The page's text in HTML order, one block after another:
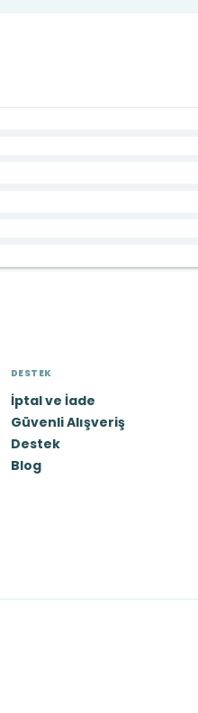
DESTEK
İptal ve İade
Güvenli Alışveriş
Destek
Blog